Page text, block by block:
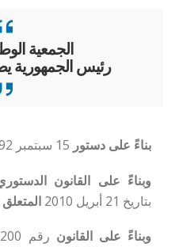
الجمعية
رئيس الجمهورية
بناءً على دستور
وبناءً على القانون
بتاريخ 21 أبريل 2010
وبناءً على القانون